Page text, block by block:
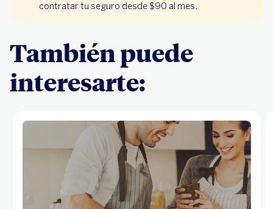
contratar tu seguro desde $90 al mes.
También puede
interesarte: